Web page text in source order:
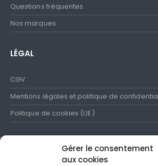
Gérer le consentement
aux cookies
Questions fréquentes
Nos marques
LÉGAL
CGV
Mentions légales et politique de
Politique de cookies (UE)